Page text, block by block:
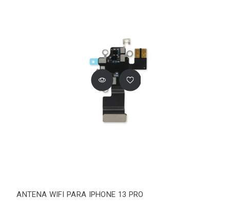
ANTENA WIFI PARA IPHONE 13 PRO